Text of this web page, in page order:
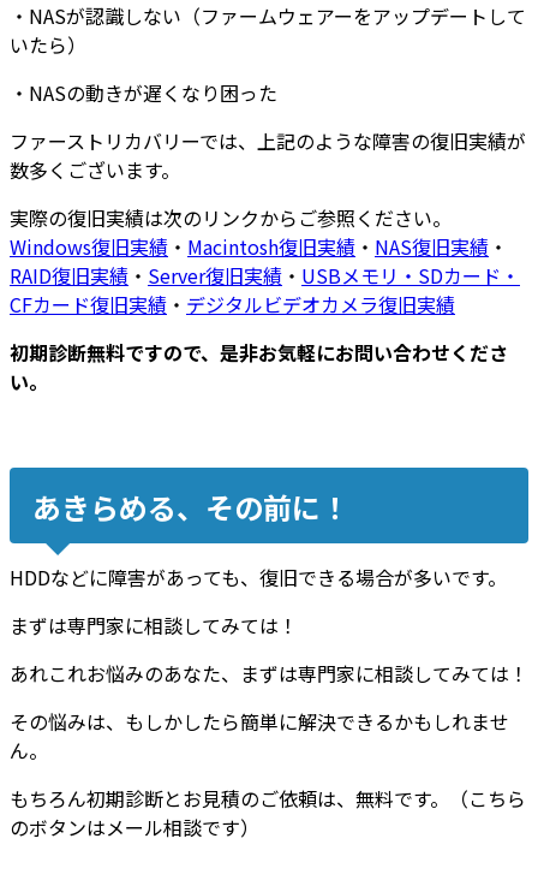
・NASが認識しない （ファームウェアーをアップデートして
いたら）
・NASの動きが遅くなり困った
ファーストリカバリーでは、上記のような障害の復旧実績が
数多くございます。
実際の復旧実績は次のリンクからご参照ください。
Windows復旧実績 ・ Macintosh復旧実績 ・ NAS復旧実績 ・
RAID復旧実績 ・ Server復旧実績 ・ USBメモリ・SDカード・
CFカード復旧実績 ・ デジタルビデオカメラ復旧実績
初期診断無料ですので、是非お気軽にお問い合わせくださ
い。
あきらめる、その前に！
HDDなどに障害があっても、復旧できる場合が多いです。
まずは専門家に相談してみては！
あれこれお悩みのあなた、まずは専門家に相談してみては！
その悩みは、もしかしたら簡単に解決できるかもしれませ
ん。
もちろん初期診断とお見積のご依頼は、無料です。（こちら
のボタンはメール相談です）